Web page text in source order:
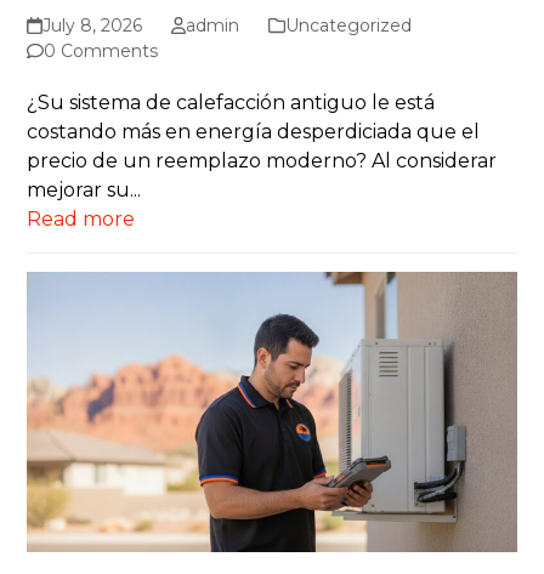
July 8, 2026 admin
Uncategorized
0 Comments
¿Su sistema de calefacción antiguo le está
costando más en energía desperdiciada que el
precio de un reemplazo moderno? Al considerar
mejorar su...
Read more